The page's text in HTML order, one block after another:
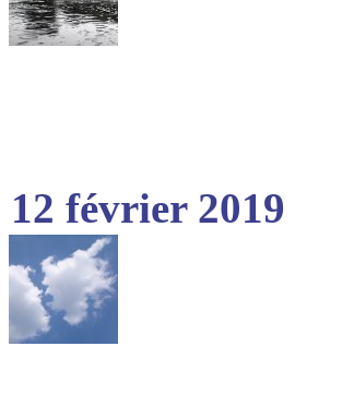
12 février 2019